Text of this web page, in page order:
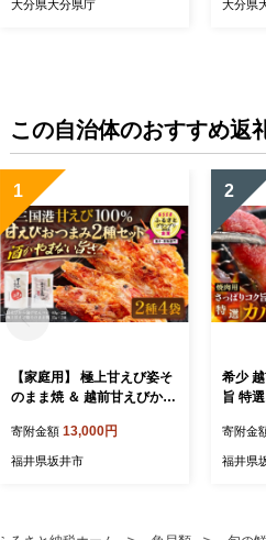
大分県大分県庁 大分県
この自治体のおすすめ返
1
【家庭用】 極上甘えび姿そ
のまま焼 ＆ 越前甘えびから
6]
寄附金額 13,000円
福井県坂井市
2
希少
旨 特
牛 赤身
肉 冷凍
寄附金
福井県